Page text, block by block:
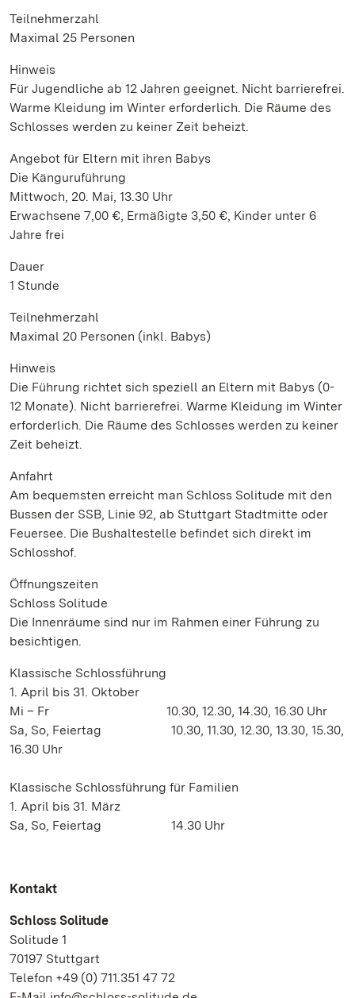
Teilnehmerzahl
Maximal 25 Personen
Hinweis
Für Jugendliche ab 12 Jahren geeignet. Nicht barrierefrei.
Warme Kleidung im Winter erforderlich. Die Räume des
Schlosses werden zu keiner Zeit beheizt.
Angebot für Eltern mit ihren Babys
Die Känguruführung
Mittwoch, 20. Mai, 13.30 Uhr
Erwachsene 7,00 €, Ermäßigte 3,50 €, Kinder unter 6
Jahre frei
Dauer
1 Stunde
Teilnehmerzahl
Maximal 20 Personen (inkl. Babys)
Hinweis
Die Führung richtet sich speziell an Eltern mit Babys (0-
12 Monate). Nicht barrierefrei. Warme Kleidung im Winter
erforderlich. Die Räume des Schlosses werden zu keiner
Zeit beheizt.
Anfahrt
Am bequemsten erreicht man Schloss Solitude mit den
Bussen der SSB, Linie 92, ab Stuttgart Stadtmitte oder
Feuersee. Die Bushaltestelle befindet sich direkt im
Schlosshof.
Öffnungszeiten
Schloss Solitude
Die Innenräume sind nur im Rahmen einer Führung zu
besichtigen.
Klassische Schlossführung
1. April bis 31. Oktober
Mi – Fr 10.30, 12.30, 14.30, 16.30 Uhr
Sa, So, Feiertag 10.30, 11.30, 12.30, 13.30, 15.30,
16.30 Uhr
Klassische Schlossführung für Familien
1. April bis 31. März
Sa, So, Feiertag 14.30 Uhr
Kontakt
Schloss Solitude
Solitude 1
70197 Stuttgart
Telefon +49 (0) 711.351 47 72